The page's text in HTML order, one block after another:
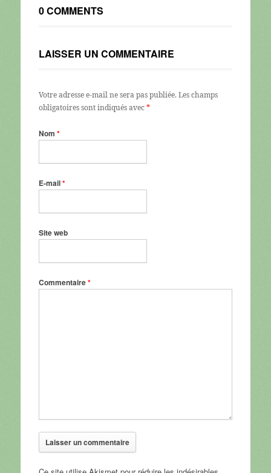
0 COMMENTS
LAISSER UN COMMENTAIRE
Votre adresse e-mail ne sera pas publiée. Les champs
obligatoires sont indiqués avec*
Nom *
E-mail*
Site web
Commentaire*